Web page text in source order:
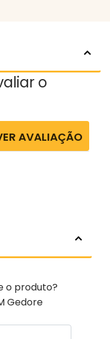
o
AVALIAÇÃO
o produto?
Gedore